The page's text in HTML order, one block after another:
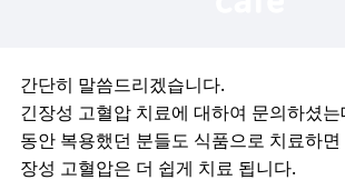
간단히 말씀드리겠습니다.
긴장성 고혈압 치료에 대하여 문의하셨
동안 복용했던 분들도 식품으로 치료하
장성 고혈압은 더 쉽게 치료 됩니다.